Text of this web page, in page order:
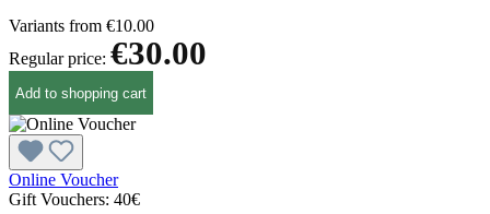
Variants from €10.00
Regular price: €30.00
Add to shopping cart
Online Voucher
Gift Vouchers: 40€